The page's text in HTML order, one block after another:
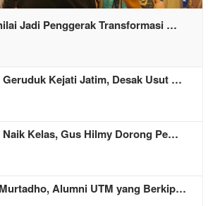
Jadi Penggerak Transformasi …
Geruduk Kejati Jatim, Desak Usut …
Naik Kelas, Gus Hilmy Dorong Pe…
Alumni UTM yang Berkip…